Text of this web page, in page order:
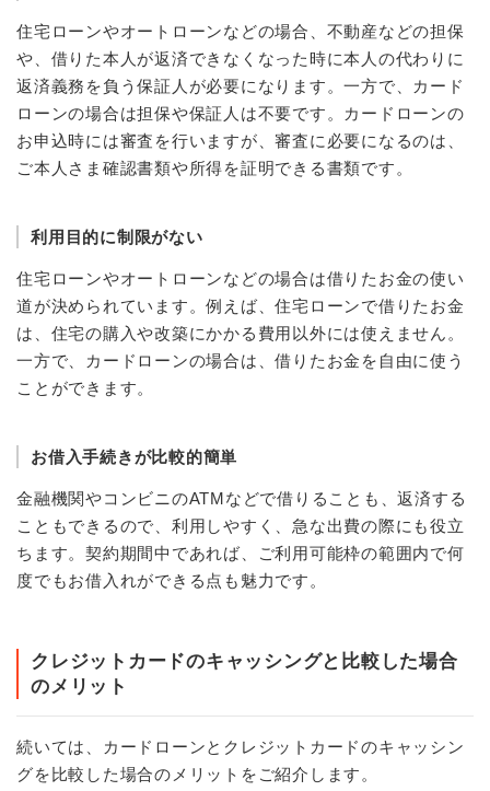
住宅ローンやオートローンなどの場合、不動産などの担保
や、借りた本人が返済できなくなった時に本人の代わりに
返済義務を負う保証人が必要になります。一方で、カード
ローンの場合は担保や保証人は不要です。カードローンの
お申込時には審査を行いますが、審査に必要になるのは、
ご本人さま確認書類や所得を証明できる書類です。
利用目的に制限がない
住宅ローンやオートローンなどの場合は借りたお金の使い
道が決められています。例えば、住宅ローンで借りたお金
は、住宅の購入や改築にかかる費用以外には使えません。
一方で、カードローンの場合は、借りたお金を自由に使う
ことができます。
お借入手続きが比較的簡単
金融機関やコンビニのATMなどで借りることも、返済する
こともできるので、利用しやすく、急な出費の際にも役立
ちます。契約期間中であれば、ご利用可能枠の範囲内で何
度でもお借入れができる点も魅力です。
クレジットカードのキャッシングと比較した場合
のメリット
続いては、カードローンとクレジットカードのキャッシン
グを比較した場合のメリットをご紹介します。